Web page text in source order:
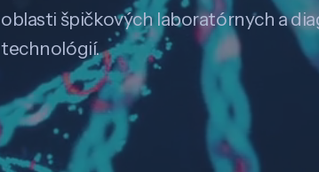
oblasti špičkových laboratórnych a
technológií.